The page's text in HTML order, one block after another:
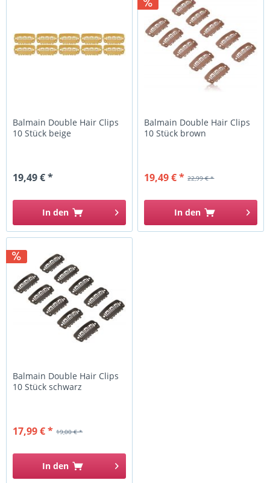
Balmain Double Hair Clips
10 Stück beige
19,49 € *
In den
Balmain Double Hair Clips
10 Stück brown
22,99 € *
19,49 € *
In den
Balmain Double Hair Clips
10 Stück schwarz
19,00 € *
17,99 € *
In den